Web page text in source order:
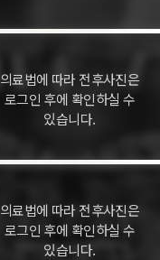
의료법에 따라 전후사진은
로그인 후에 확인하실 수
있습니다.
의료법에 따라 전후사진은
로그인 후에 확인하실 수
있습니다.